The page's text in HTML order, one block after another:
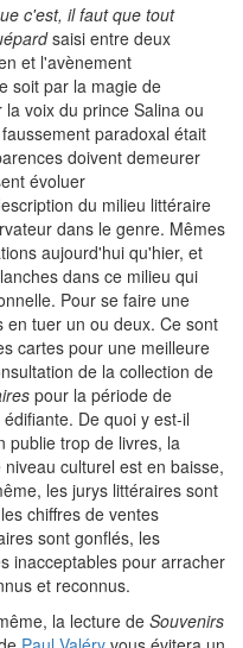
c'est, il faut que tout
saisi entre deux
et l'avènement
soit par la magie de
voix du prince Salina ou
paradoxal était
doivent demeurer
évoluer
du milieu littéraire
dans le genre. Mêmes
aujourd'hui qu'hier, et
dans ce milieu qui
Pour se faire une
en tuer un ou deux. Ce sont
cartes pour une meilleure
de la collection de
pour la période de
De quoi y est-il
publie trop de livres, la
culturel est en baisse,
les jurys littéraires sont
chiffres de ventes
sont gonflés, les
inacceptables pour arracher
et reconnus.
la lecture de Souvenirs